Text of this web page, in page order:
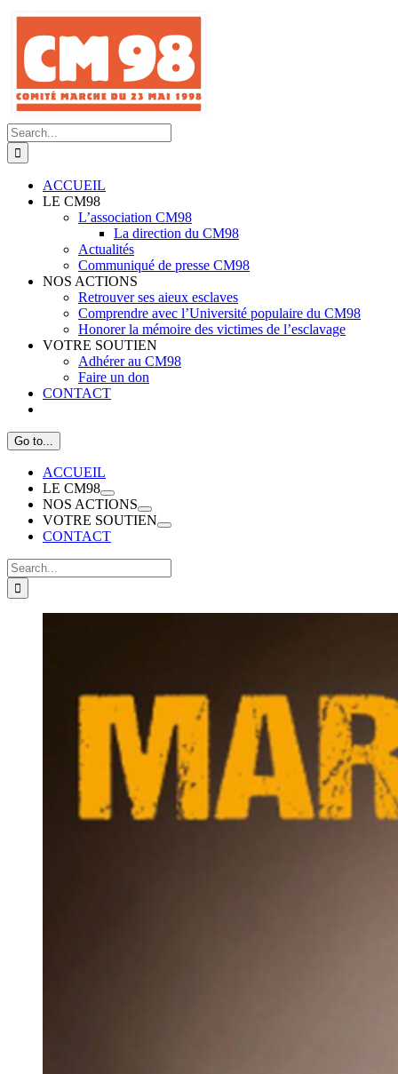
Skip
content
Search
for:
ACCUEIL
LE CM98
L’association CM98
La direction du CM98
Actualités
Communiqué de presse CM98
NOS ACTIONS
Retrouver ses aieux esclaves
Comprendre avec l’Université populaire du CM98
Honorer la mémoire des victimes de l’esclavage
VOTRE SOUTIEN
Adhérer au CM98
Faire un don
CONTACT
Go to...
ACCUEIL
LE CM98
NOS ACTIONS
VOTRE SOUTIEN
CONTACT
Search
for: